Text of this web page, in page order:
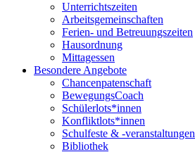
Unterrichtszeiten
Arbeitsgemeinschaften
Ferien- und Betreuungszeiten
Hausordnung
Mittagessen
Besondere Angebote
Chancenpatenschaft
BewegungsCoach
Schülerlots*innen
Konfliktlots*innen
Schulfeste & -veranstaltungen
Bibliothek